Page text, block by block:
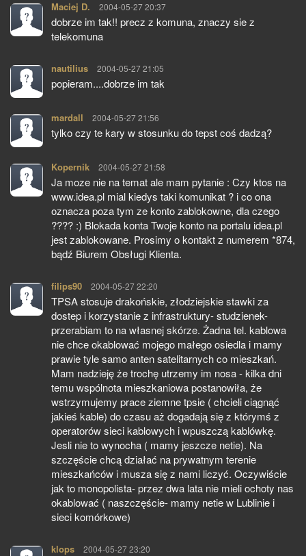
Maciej D. pisze:
2004-05-27 20:37
dobrze im tak!! precz z komuna, znaczy sie z
telekomuna
nautilius pisze:
2004-05-27 21:05
popieram....dobrze im tak
mardall pisze:
2004-05-27 21:56
tylko czy te kary w stosunku do tepst coś dadzą?
Kopernik pisze:
2004-05-27 21:58
Ja moze nie na temat ale mam pytanie : Czy ktos na
www.idea.pl mial kiedys taki komunikat ? i co ona
oznacza poza tym ze konto zablokowne, dla czego
???? :) Blokada konta Twoje konto na portalu idea.pl
jest zablokowane. Prosimy o kontakt z numerem *874,
bądź Biurem Obsługi Klienta.
filips90 pisze:
2004-05-27 22:20
TPSA stosuje drakońskie, złodziejskie stawki za
dostep i korzystanie z infrastruktury- studzienek-
przerabiam to na własnej skórze. Żadna tel. kablowa
nie chce okablować mojego małego osiedla i mamy
prawie tyle samo anten satelitarnych co mieszkań.
Mam nadzieję że trochę utrzemy im nosa - kilka dni
temu wspólnota mieszkaniowa postanowiła, że
wstrzymujemy prace ziemne tpsie ( chcieli ciągnąć
jakieś kable) do czasu aż dogadają się z którymś z
operatorów sieci kablowych i wpuszczą kablówkę.
Jesli nie to wynocha ( mamy jeszcze netie). Na
szczęście chcą działać na prywatnym terenie
mieszkańców i musza się z nami liczyć. Oczywiście
jak to monopolista- przez dwa lata nie mieli ochoty nas
okablować ( naszczęście- mamy netie w Lublinie i
sieci komórkowe)
klops pisze:
2004-05-27 23:20